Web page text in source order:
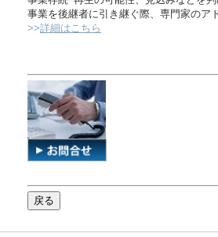
事業を後継者に引き継ぐ際、専門家のア
>>詳細はこちら